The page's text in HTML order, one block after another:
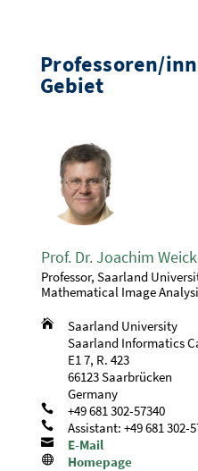
Professoren/
Gebiet
Prof. Dr. Joachim
Professor, Saarland
Mathematical Image

Saarland University
Saarland Informatics
E1 7, R. 423
66123 Saarbrücken
Germany
 +49 681 302-57340
 Assistant: +49 681 302-
 E-Mail
 Homepage